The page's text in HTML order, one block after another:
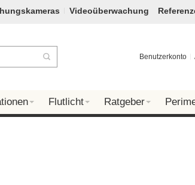
Videoüberwachung
Benutzerkonto
Flutlicht Ratgeber